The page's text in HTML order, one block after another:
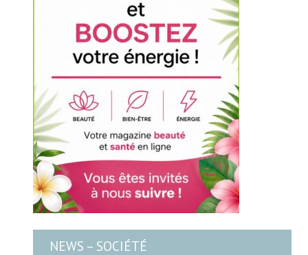
NEWS – SOCIÉTÉ